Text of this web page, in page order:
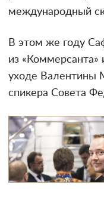
международный
В этом же году
из «Коммерсанта»
уходе Валентины
спикера Совета